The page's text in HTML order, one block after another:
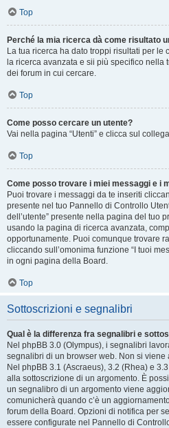
Top
Perché la mia ricerca dà come risultato
La tua ricerca ha dato troppi risultati per le
la ricerca avanzata e sii più specifico nella
dei forum in cui cercare.
Top
Come posso cercare un utente?
Vai nella pagina “Utenti” e clicca sul
Top
Come posso trovare i miei messaggi e i
Puoi trovare i messaggi da te inseriti
presente nel tuo Pannello di Controllo
dell’utente” presente nella pagina del tuo
usando la pagina di ricerca avanzata,
opportunamente. Puoi comunque trovare
cliccando sull’omonima funzione “I tuoi
in ogni pagina della Board.
Top
Sottoscrizioni e segnalibri
Qual è la differenza fra segnalibri e
Nel phpBB 3.0 (Olympus), i segnalibri
segnalibri di un browser web. Non si
Nel phpBB 3.1 (Ascraeus), 3.2 (Rhea) e
alla sottoscrizione di un argomento. È
un segnalibro di un argomento viene
comunicherà quando c’è un
forum della Board. Opzioni di notifica per
essere configurate nel Pannello di